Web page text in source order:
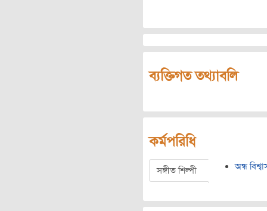
ব্যক্তিগত তথ্যাবলি
কর্মপরিধি
সঙ্গীত শিল্পী অন্ধ